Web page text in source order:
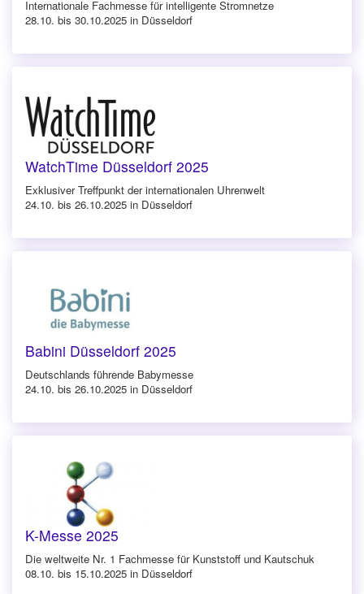
Internationale Fachmesse für intelligente Stromnetze
28.10. bis 30.10.2025 in Düsseldorf
WatchTime Düsseldorf 2025
Exklusiver Treffpunkt der internationalen Uhrenwelt
24.10. bis 26.10.2025 in Düsseldorf
Babini Düsseldorf 2025
Deutschlands führende Babymesse
24.10. bis 26.10.2025 in Düsseldorf
K-Messe 2025
Die weltweite Nr. 1 Fachmesse für Kunststoff und Kautschuk
08.10. bis 15.10.2025 in Düsseldorf